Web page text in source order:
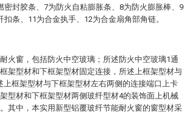
密封胶条、7为防火自粘膨胀条、8为防火膨胀棒、9
条、11为合金执手、12为合金扇角部角链。
火窗，包括防火中空玻璃；所述防火中空玻璃1通
架型材和下框架型材固定连接，所述上框架型材与
框架型材与下框架型材左右两侧的连接端口上卡
型材和下框架型材两侧玻纤型材4的装饰面上机械
其中，本实用新型铝覆玻纤节能耐火窗的窗型材采